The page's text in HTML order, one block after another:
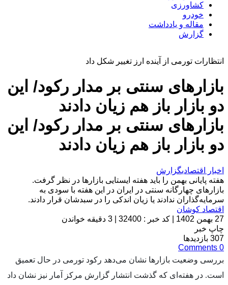
کشاورزی
خودرو
مقاله و یادداشت
گزارش
انتظارات تورمی از آینده ارز تغییر شکل داد
بازارهای سنتی بر مدار رکود/ این
دو بازار باز هم زیان دادند
بازارهای سنتی بر مدار رکود/ این
دو بازار باز هم زیان دادند
اخبار اقتصادیگزارش
هفته پایانی بهمن را باید هفته ایستایی بازارها در نظر گرفت.
بازارهای چهارگانه سنتی در ایران در این هفته با سودی به
سرمایه‌گذاران ندادند یا زیان اندکی را در سبدشان قرار دادند.
اقتصاد کوشان
27 بهمن 1402
کد خبر : 32400
3 دقیقه خواندن
چاپ خبر
307 بازدیدها
0
Comments
بررسی وضعیت بازارها نشان می‌دهد رکود تورمی در حال تعمیق
است. در هفته‌ای که گذشت انتشار گزارش مرکز آمار نیز نشان داد